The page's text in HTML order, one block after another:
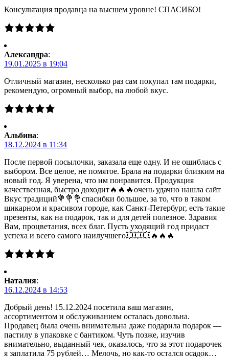
Консультация продавца на высшем уровне! СПАСИБО!
Александра:
19.01.2025 в 19:04
Отличный магазин, несколько раз сам покупал там подарки,
рекомендую, огромный выбор, на любой вкус.
Альбина:
18.12.2024 в 11:34
После первой посылочки, заказала еще одну. И не ошиблась с
выбором. Все целое, не помятое. Брала на подарки близким на
новый год. Я уверена, что им понравится. Продукция
качественная, быстро доходит🔥🔥🔥очень удачно нашла сайт
Вкус традиций💐💐💐спасибки большое, за то, что в таком
шикарном и красивом городе, как Санкт-Петербург, есть такие
презенты, как на подарок, так и для детей полезное. Здравия
Вам, процветания, всех благ. Пусть уходящий год придаст
успеха и всего самого наилучшего💥💥💥🔥🔥🔥
Наталия:
16.12.2024 в 14:53
Добрый день! 15.12.2024 посетила ваш магазин,
ассортиментом и обслуживанием осталась довольна.
Продавец была очень внимательна даже подарила подарок —
пастилу в упаковке с бантиком. Чуть позже, изучив
внимательно, выданный чек, оказалось, что за этот подарочек
я заплатила 75 рублей… Мелочь, но как-то остался осадок…